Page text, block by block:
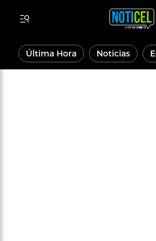
Última Hora Noticias